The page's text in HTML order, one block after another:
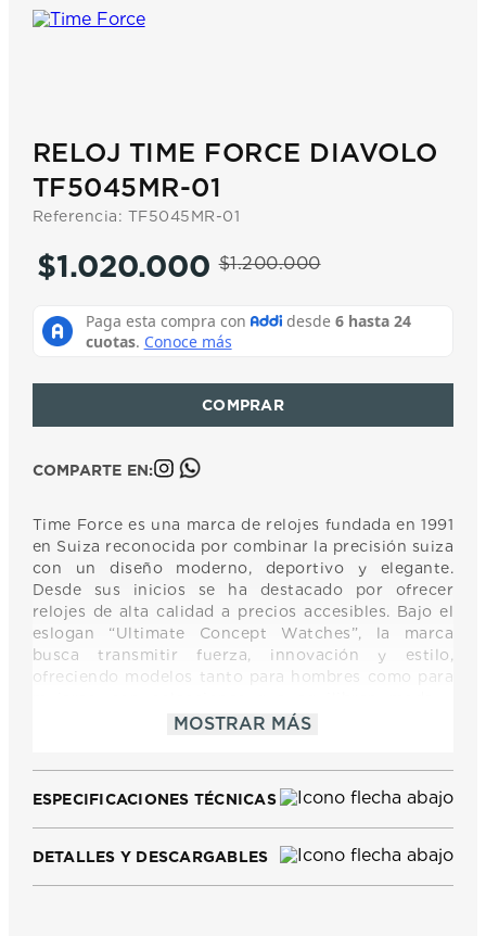
RELOJ TIME FORCE DIAVOLO
TF5045MR-01
Referencia: TF5045MR-01
$1.200.000
$1.020.000
COMPARTE EN:
Time Force es una marca de relojes fundada en 1991
en Suiza reconocida por combinar la precisión suiza
con un diseño moderno, deportivo y elegante.
Desde sus inicios se ha destacado por ofrecer
relojes de alta calidad a precios accesibles. Bajo el
eslogan “Ultimate Concept Watches”, la marca
busca transmitir fuerza, innovación y estilo,
ofreciendo modelos tanto para hombres como para
funcionalidad. Time Force mantiene una identidad
MOSTRAR MÁS
ESPECIFICACIONES TÉCNICAS
DETALLES Y DESCARGABLES